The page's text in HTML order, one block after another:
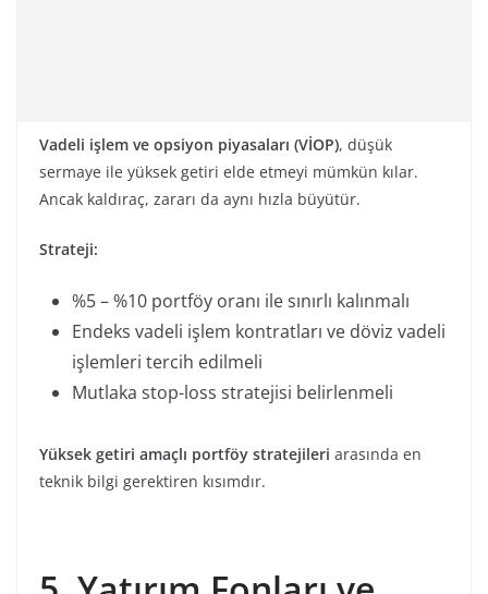
Vadeli işlem ve opsiyon piyasaları (VİOP), düşük
sermaye ile yüksek getiri elde etmeyi mümkün kılar.
Ancak kaldıraç, zararı da aynı hızla büyütür.
Strateji:
%5 – %10 portföy oranı ile sınırlı kalınmalı
Endeks vadeli işlem kontratları ve döviz vadeli
işlemleri tercih edilmeli
Mutlaka stop-loss stratejisi belirlenmeli
Yüksek getiri amaçlı portföy stratejileri arasında en
teknik bilgi gerektiren kısımdır.